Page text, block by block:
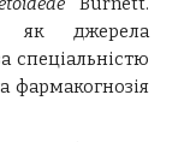
джерела
спеціальністю
фармакогнозія